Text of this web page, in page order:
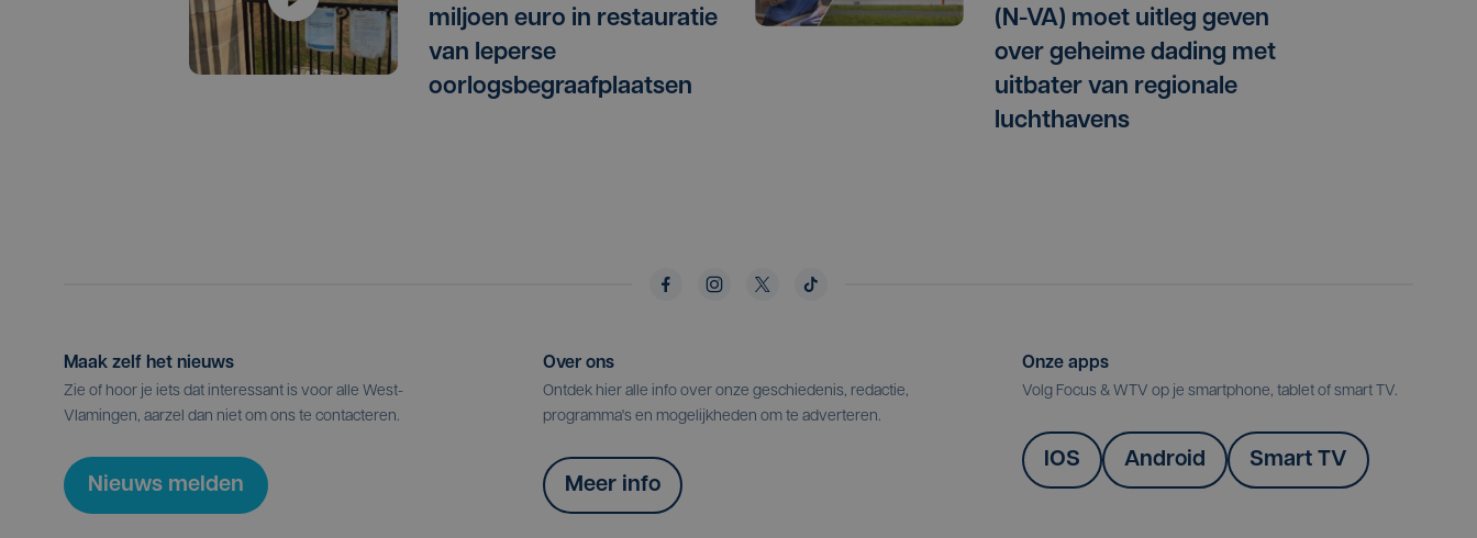
miljoen euro in restauratie
van Ieperse
oorlogsbegraafplaatsen
(N-VA) moet uitleg geven
over geheime dading met
uitbater van regionale
luchthavens
Maak zelf het nieuws
Zie of hoor je iets dat interessant is voor alle West-
Vlamingen, aarzel dan niet om ons te contacteren.
Nieuws melden
Over ons
Ontdek hier alle info over onze geschiedenis, redactie,
programma's en mogelijkheden om te adverteren.
Meer info
Onze apps
Volg Focus & WTV op je smartphone, tablet of smart TV.
IOS Android Smart TV